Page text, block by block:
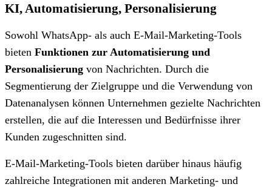
KI, Automatisierung, Personalisierung
Sowohl WhatsApp- als auch E-Mail-Marketing-Tools
bieten Funktionen zur Automatisierung und
Personalisierung von Nachrichten. Durch die
Segmentierung der Zielgruppe und die Verwendung von
Datenanalysen können Unternehmen gezielte Nachrichten
erstellen, die auf die Interessen und Bedürfnisse ihrer
Kunden zugeschnitten sind.
E-Mail-Marketing-Tools bieten darüber hinaus häufig
zahlreiche Integrationen mit anderen Marketing- und